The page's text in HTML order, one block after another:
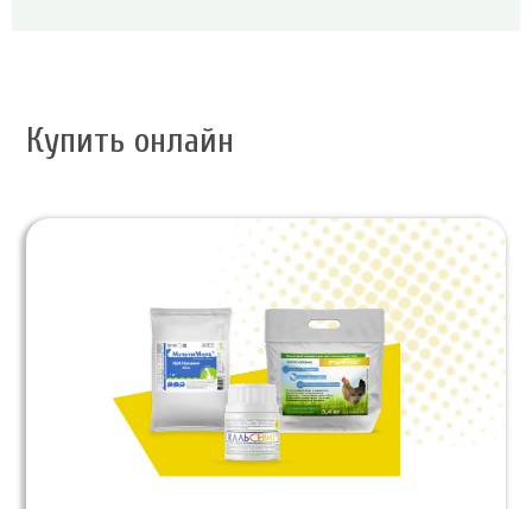
Купить онлайн